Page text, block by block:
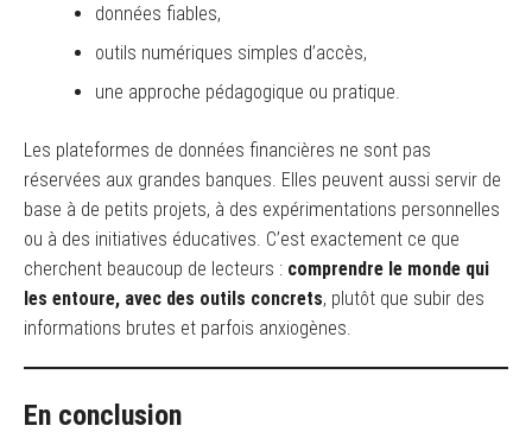
données fiables,
outils numériques simples d’accès,
une approche pédagogique ou pratique.
Les plateformes de données financières ne sont pas
réservées aux grandes banques. Elles peuvent aussi servir de
base à de petits projets, à des expérimentations personnelles
ou à des initiatives éducatives. C’est exactement ce que
cherchent beaucoup de lecteurs : comprendre le monde qui
les entoure, avec des outils concrets, plutôt que subir des
informations brutes et parfois anxiogènes.
En conclusion